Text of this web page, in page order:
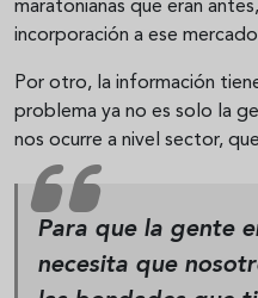
maratonianas que eran
incorporación a ese
Por otro, la información
problema ya no es solo la
nos ocurre a nivel sector,
Para que la gente
necesita que